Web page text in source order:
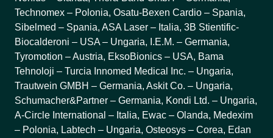
Technomex – Polonia, Osatu-Bexen Cardio – Spania,
Sibelmed – Spania, ASA Laser – Italia, 3B Stientific-
Biocalderoni – USA – Ungaria, I.E.M. – Germania,
Tyromotion – Austria, EksoBionics – USA, Bama
Tehnoloji – Turcia Innomed Medical Inc. – Ungaria,
Trautwein GMBH – Germania, Askit Co. – Ungaria,
Schumacher&Partner – Germania, Kondi Ltd. – Ungaria,
A-Circle International – Italia, Ewac – Olanda, Medexim
– Polonia, Labtech – Ungaria, Osteosys – Corea, Edan